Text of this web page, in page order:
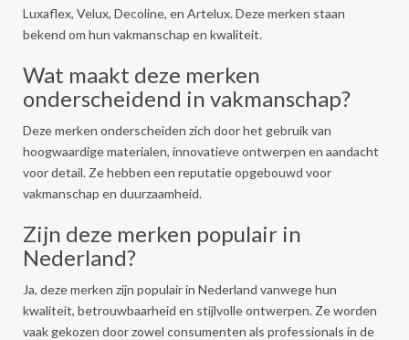
Luxaflex, Velux, Decoline, en Artelux. Deze merken staan
bekend om hun vakmanschap en kwaliteit.
Wat maakt deze merken
onderscheidend in vakmanschap?
Deze merken onderscheiden zich door het gebruik van
hoogwaardige materialen, innovatieve ontwerpen en aandacht
voor detail. Ze hebben een reputatie opgebouwd voor
vakmanschap en duurzaamheid.
Zijn deze merken populair in
Nederland?
Ja, deze merken zijn populair in Nederland vanwege hun
kwaliteit, betrouwbaarheid en stijlvolle ontwerpen. Ze worden
vaak gekozen door zowel consumenten als professionals in de